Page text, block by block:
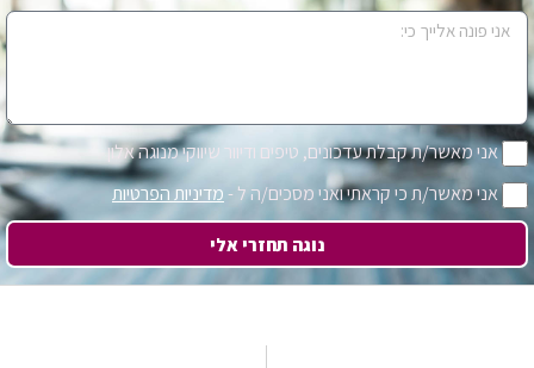
אני מאשר/ת קבלת עדכונים, טיפים ודיוור שיווקי מנוגה אלון
אני מאשר/ת כי קראתי ואני מסכים/ה ל -מדיניות הפרטיות
נוגה תחזרי אלי